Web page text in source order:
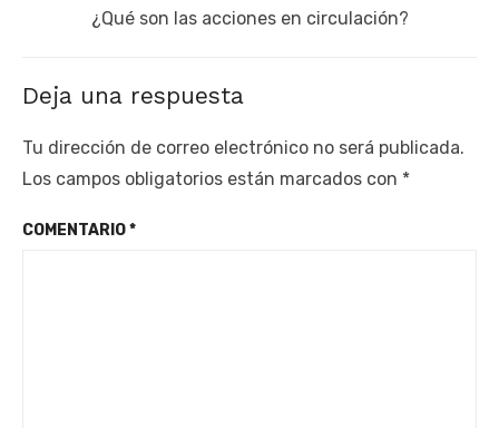
Next
¿Qué son las acciones en circulación?
Deja una respuesta
Tu dirección de correo electrónico no será publicada.
Los campos obligatorios están marcados con *
COMENTARIO*